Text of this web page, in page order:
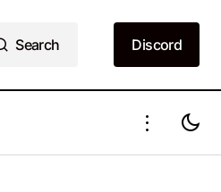
Search
Discord
Discord